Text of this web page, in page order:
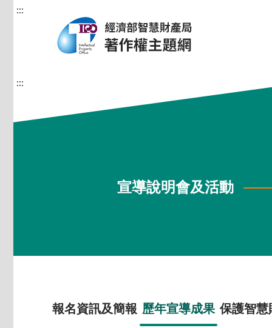
:::
:::
宣導說明會及活動
報名資訊及簡報 歷年宣導成果 保護智慧